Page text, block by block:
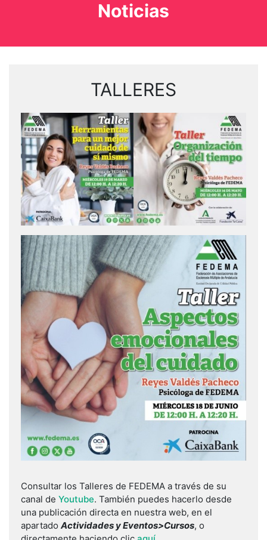
Noticias
TALLERES
Consultar los Talleres de FEDEMA a través de su
canal de Youtube. También puedes hacerlo desde
una publicación directa en nuestra web, en el
apartado Actividades y Eventos>Cursos, o